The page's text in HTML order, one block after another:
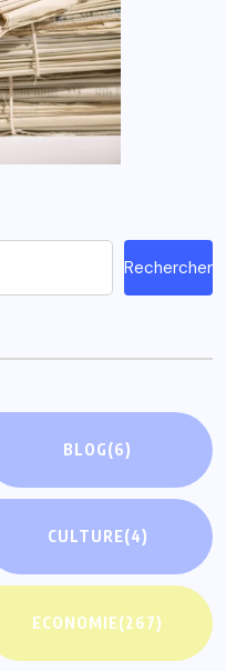
Rechercher
BLOG(6)
CULTURE(4)
ECONOMIE(267)